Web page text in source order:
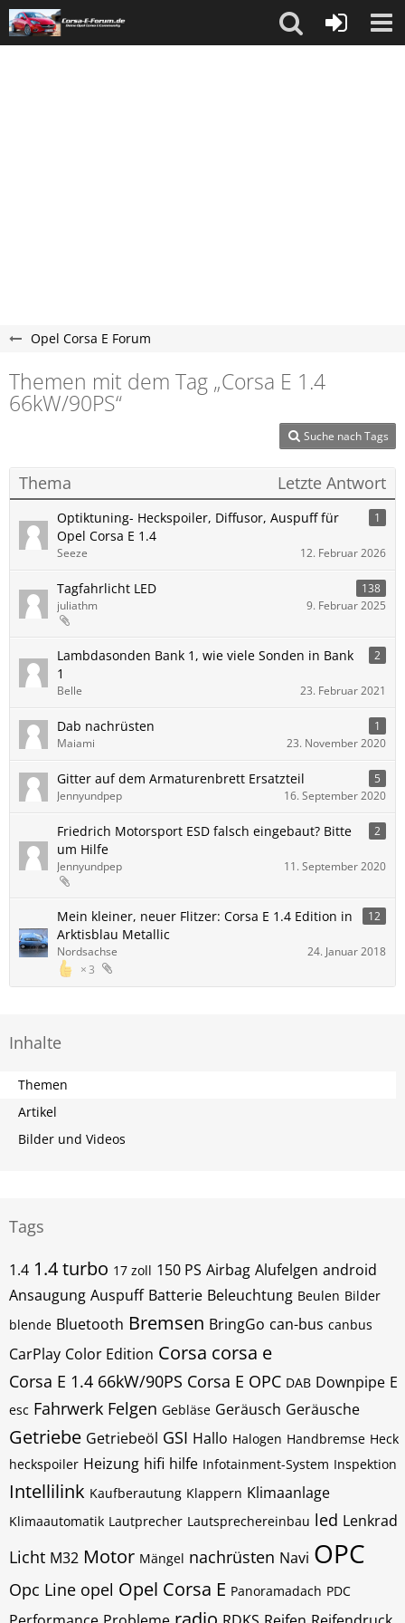
Opel Corsa E Forum
Themen mit dem Tag „Corsa E 1.4
66kW/90PS“
Suche nach Tags
Thema Letzte Antwort
Optiktuning- Heckspoiler, Diffusor, Auspuff für
Opel Corsa E 1.4
1
Seeze 12. Februar 2026
Tagfahrlicht LED
138
juliathm
9. Februar 2025
Lambdasonden Bank 1, wie viele Sonden in Bank
1
2
Belle 23. Februar 2021
Dab nachrüsten
1
Maiami
23. November 2020
Gitter auf dem Armaturenbrett Ersatzteil
5
Jennyundpep
16. September 2020
Friedrich Motorsport ESD falsch eingebaut? Bitte
um Hilfe
2
Jennyundpep 11. September 2020
Mein kleiner, neuer Flitzer: Corsa E 1.4 Edition in
Arktisblau Metallic
12
3
Nordsachse 24. Januar 2018
Inhalte
Themen
Artikel
Bilder und Videos
Tags
1.4 1.4 turbo 17 zoll 150 PS Airbag Alufelgen android
Ansaugung Auspuff Batterie Beleuchtung Beulen Bilder
blende Bluetooth Bremsen BringGo can-bus canbus
CarPlay Color Edition Corsa corsa e
Corsa E 1.4 66kW/90PS Corsa E OPC DAB Downpipe E
esc Fahrwerk Felgen Gebläse Geräusch Geräusche
Getriebe Getriebeöl GSI Hallo Halogen Handbremse Heck
heckspoiler Heizung hifi hilfe Infotainment-System Inspektion
Intellilink Kaufberautung Klappern Klimaanlage
Klimaautomatik Lautprecher Lautsprechereinbau led Lenkrad
Licht M32 Motor Mängel nachrüsten Navi OPC
Opc Line opel Opel Corsa E Panoramadach PDC